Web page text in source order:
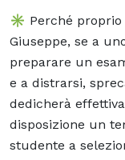
✳️ Perché proprio
Giuseppe, se a
preparare un
e a distrarsi,
dedicherà
disposizione un
studente a